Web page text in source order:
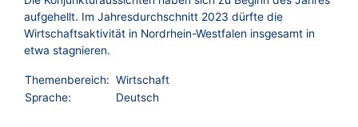
aufgehellt. Im Jahresdurchschnitt 2023 dürfte die
Wirtschaftsaktivität in Nordrhein-Westfalen insgesamt in
etwa stagnieren.
Themenbereich: Wirtschaft
Sprache:
Deutsch